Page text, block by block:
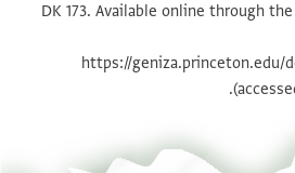
DK 173. Available online through
https://geniza.princeton.edu/